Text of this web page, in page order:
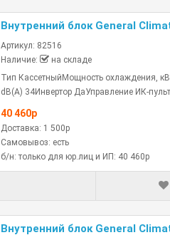
Внутренний блок General
Артикул: 82516
Наличие:
на складе
Тип КассетныйМощность охлаждения,
dB(A) 34Инвертор ДаУправление ИК-
40 460р
Доставка: 1 500р
Самовывоз: есть
б/н: только для юр.лиц и ИП: 40 460р
Внутренний блок General